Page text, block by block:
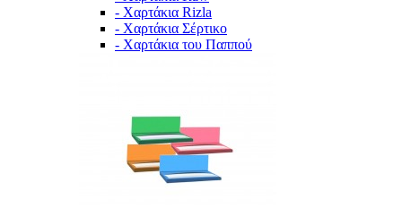
- Χαρτάκια Rizla
- Χαρτάκια Σέρτικο
- Χαρτάκια του Παππού